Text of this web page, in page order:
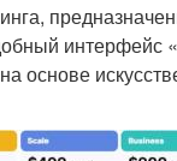
интерфейс